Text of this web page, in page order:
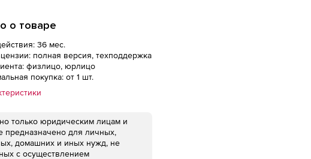
о товаре
36 мес.
полная версия, техподдержка
физлицо, юрлицо
покупка: от 1 шт.
только юридическим лицам и
предназначено для личных,
домашних и иных нужд, не
с осуществлением